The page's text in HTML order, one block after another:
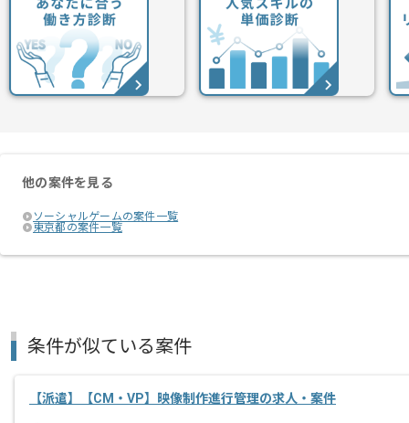
他の案件を見る
ソーシャルゲームの案件一覧
東京都の案件一覧
条件が似ている案件
【派遣】【CM・VP】映像制作進行管理の求人・案件